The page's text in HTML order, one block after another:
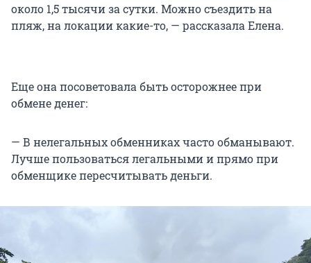
около 1,5тысячи за сутки. Можно съездить на
пляж, на локации какие-то, — рассказала Елена.
Еще она посоветовала быть осторожнее при
обмене денег:
— В нелегальных обменниках часто обманывают.
Лучше пользоваться легальными и прямо при
обменщике пересчитывать деньги.